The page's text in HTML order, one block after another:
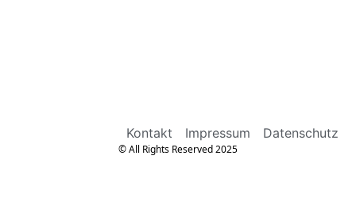
Kontakt Impressum Datenschutz
© All Rights Reserved 2025